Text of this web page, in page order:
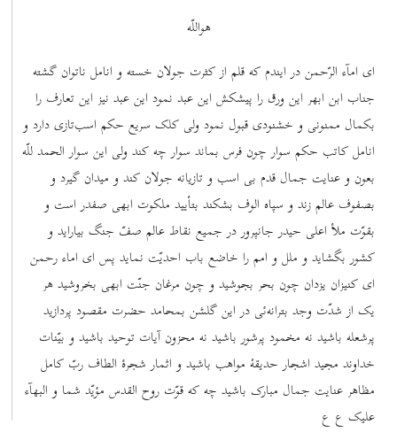
هواللّه
ای امآء الرّحمن در ایندم که قلم از کثرت جولان خسته و انامل ناتوان گشته
جناب ابن ابهر این ورق را پیشکش این عبد نمود این عبد نیز این تعارف را
بکمال ممنونی و خشنودی قبول نمود ولی کلک سریع حکم اسب‌تازی دارد و
انامل کاتب حکم سوار چون فرس بماند سوار چه کند ولی این سوار الحمد للّه
بعون و عنایت جمال قدم بی اسب و تازیانه جولان کند و میدان گیرد و
بصفوف عالم زند و سپاه الوف بشکند بتأیید ملکوت ابهی صفدر است و
بقوّت ملأ اعلی حیدر جانپرور در جمیع نقاط عالم صفّ جنگ بیاراید و
کشور بگشاید و ملل و امم را خاضع باب احدیّت نماید پس ای اماء رحمن
ای کنیزان یزدان چون بحر بجوشید و چون مرغان جنّت ابهی بخروشید هر
یک از شدّت وجد بترانه‌ئی در این گلشن بمحامد حضرت مقصود پردازید
پرشعله باشید نه مخمود پرشور باشید نه محزون آیات توحید باشید و بیّنات
خداوند مجید اشجار حدیقۀ مواهب باشید و اثمار شجرۀ الطاف ربّ کامل
مظاهر عنایت جمال مبارک باشید چه که قوّت روح القدس مؤیّد شما و البهآء
علیک ع ع